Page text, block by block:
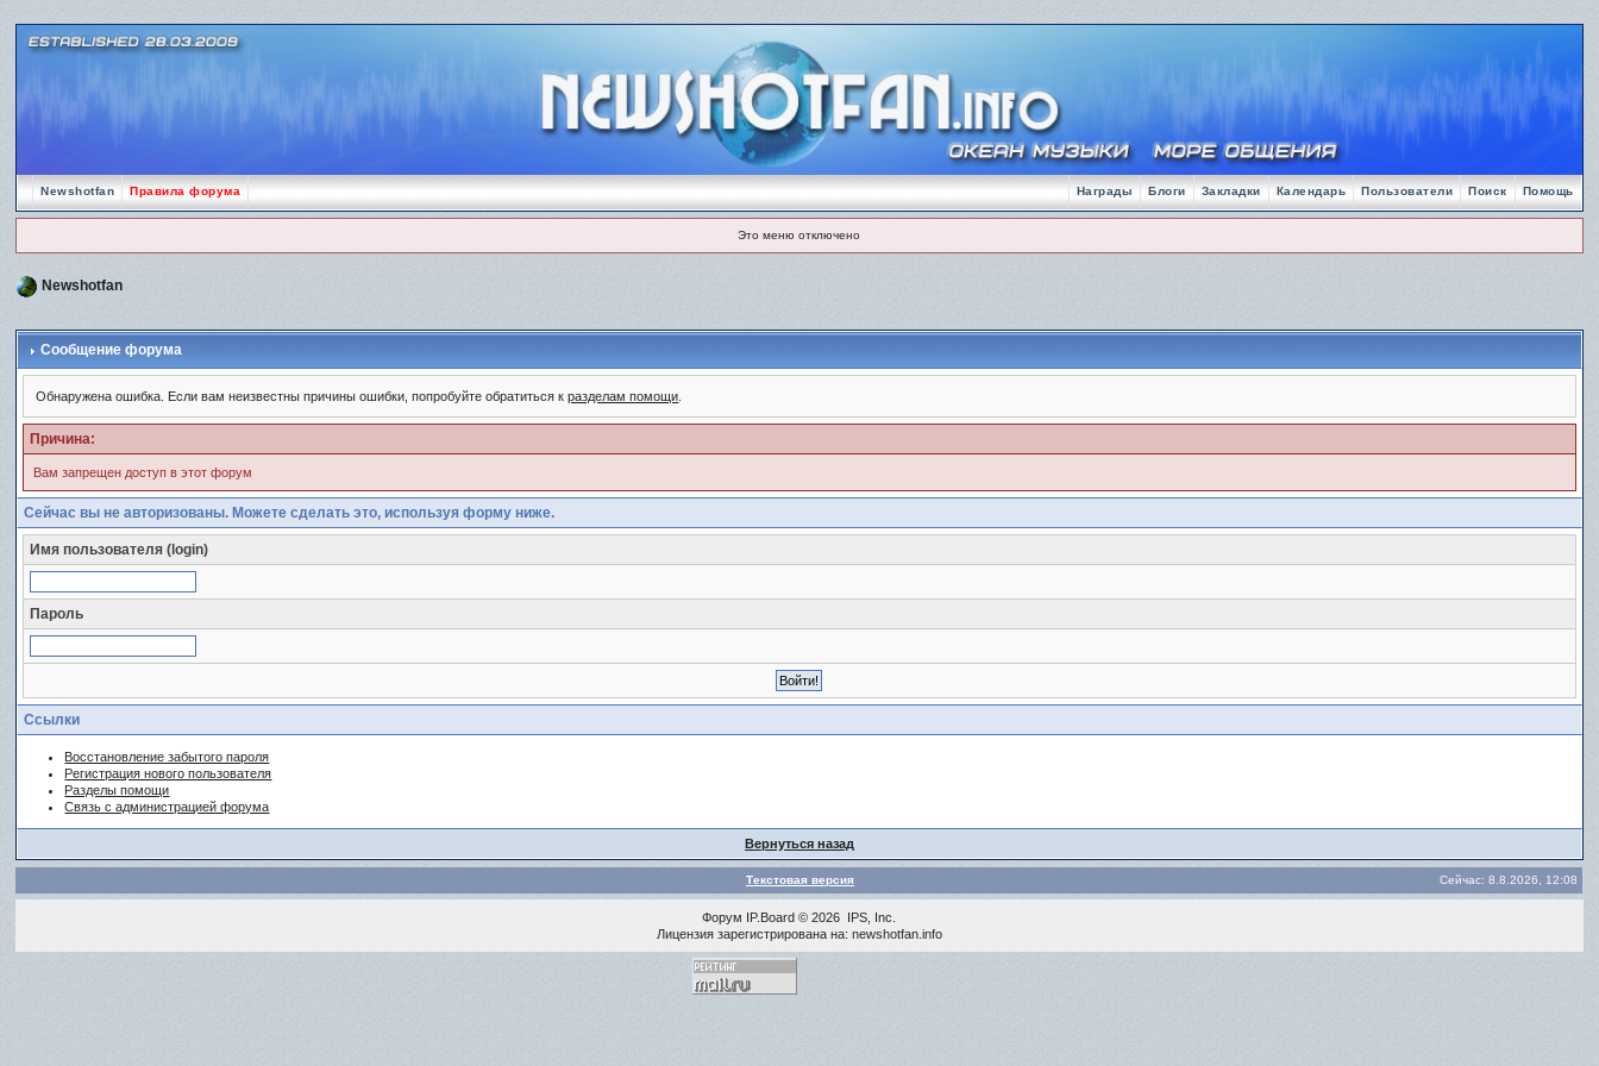
Newshotfan Правила форума Помощь
Поиск
Пользователи
Календарь
Закладки
Блоги
Награды
Это меню отключено
Newshotfan
Сообщение форума
Обнаружена ошибка. Если вам неизвестны причины ошибки, попробуйте обратиться кразделам помощи
Причина:
Вам запрещен доступ в этот форум
Сейчас вы не авторизованы. Можете сделать это, используя форму ниже.
Имя пользователя (login)
Пароль
Ссылки
Восстановление забытого пароля
Регистрация нового пользователя
Разделы помощи
Связь с администрацией форума
Вернуться назад
Текстовая версия Сейчас: 8.8.2026, 12:08
Форум IP.Board © 2026 IPS, Inc
Лицензия зарегистрирована на: newshotfan.info